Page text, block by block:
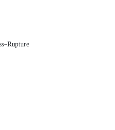
Rupture